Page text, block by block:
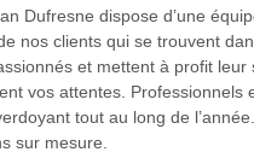
Dufresne dispose d’une
nos clients qui se trouvent
et mettent à profit
vos attentes.
tout au long de
sur mesure.